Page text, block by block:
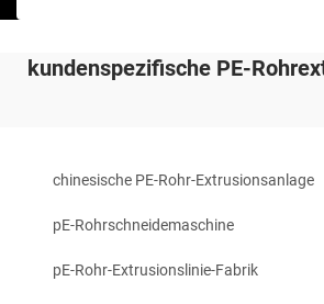
kundenspezifische PE-
chinesische PE-Rohr-Extrusionsanlage
pE-Rohrschneidemaschine
pE-Rohr-Extrusionslinie-Fabrik